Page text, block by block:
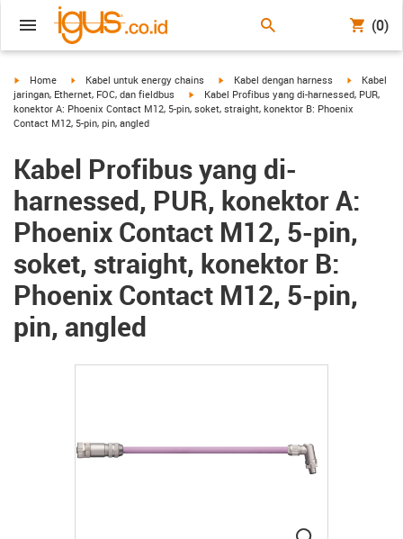
(0)
igus-icon-arrow-right
Home igus-icon-arrow-right
Kabel untuk energy chains igus-icon-arrow-right
Kabel dengan harness igus-icon-
Kabel
jaringan, Ethernet, FOC, dan fieldbus
igus-icon-arrow-right
Kabel Profibus yang di-harnessed, PUR,
konektor A: Phoenix Contact M12, 5-pin, soket, straight, konektor B: Phoenix
Contact M12, 5-pin, pin, angled
Kabel Profibus yang di-
harnessed, PUR, konektor A:
Phoenix Contact M12, 5-pin,
soket, straight, konektor B:
Phoenix Contact M12, 5-pin,
pin, angled